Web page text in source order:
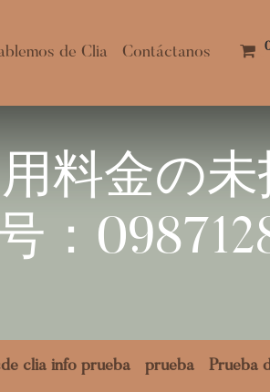
de Clia Contáctanos
料金の
：
clia info prueba prueba Prueba